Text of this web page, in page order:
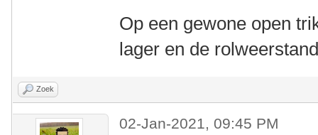
Op een gewone open
lager en de
Zoek
02-Jan-2021, 09:45 PM